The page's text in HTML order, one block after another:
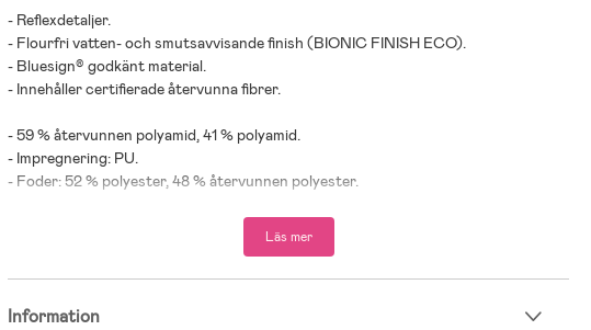
- Reflexdetaljer.
- Flourfri vatten- och smutsavvisande finish (BIONIC FINISH ECO).
- Bluesign® godkänt material.
- Innehåller certifierade återvunna fibrer.
- 59 % återvunnen polyamid, 41 % polyamid.
- Impregnering: PU.
- Foder: 52 % polyester, 48 % återvunnen polyester.
Läs mer
Information